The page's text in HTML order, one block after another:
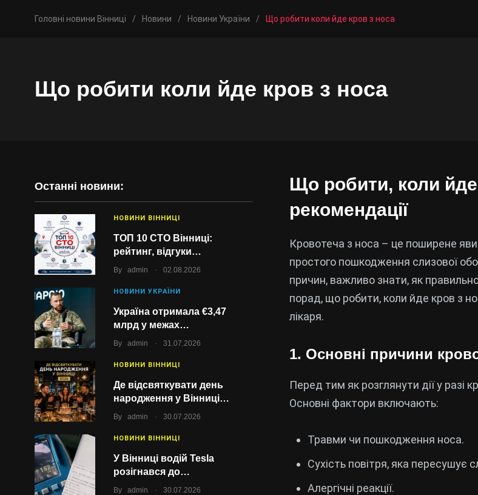
Головні новини Вінниці / Новини / Новини України / Що робити коли йде кров з носа
Що робити коли йде кров з носа
Останні новини:
НОВИНИ ВІННИЦІ
ТОП 10 СТО Вінниці:
рейтинг, відгуки…
By admin . 02.08.2026
НОВИНИ УКРАЇНИ
Україна отримала €3,47
млрд у межах…
By admin . 31.07.2026
НОВИНИ ВІННИЦІ
Де відсвяткувати день
народження у Вінниці…
By admin . 30.07.2026
НОВИНИ ВІННИЦІ
У Вінниці водій Tesla
розігнався до…
By admin . 30.07.2026
Що робити, коли йде
рекомендації
Кровотеча з носа – це поширене
простого пошкодження слизової
причин, важливо знати, як правильно
порад, що робити, коли йде кров з
лікаря.
1. Основні причини
Перед тим як розглянути дії у разі
Основні фактори включають:
Травми чи пошкодження носа.
Сухість повітря, яка пересушує
Алергічні реакції.